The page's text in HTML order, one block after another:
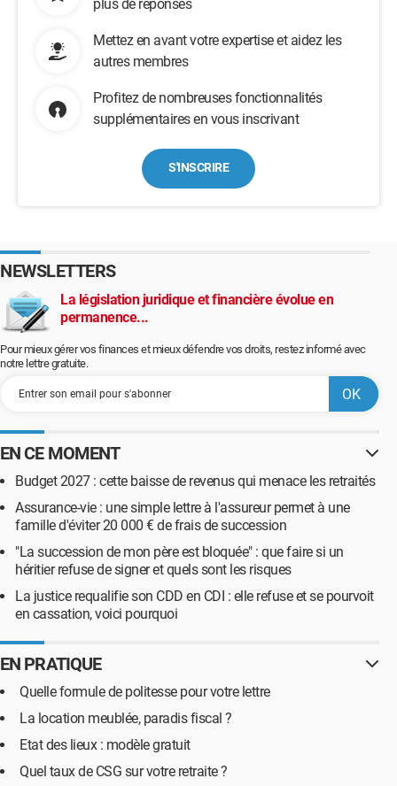
plus de réponses
Mettez en avant votre expertise et aidez les
autres membres
Profitez de nombreuses fonctionnalités
supplémentaires en vous inscrivant
S'INSCRIRE
NEWSLETTERS
La législation juridique et financière évolue en
permanence...
Pour mieux gérer vos finances et mieux défendre vos droits, restez informé avec
notre lettre gratuite.
EN CE MOMENT
Budget 2027 : cette baisse de revenus qui menace les retraités
Assurance-vie : une simple lettre à l'assureur permet à une
famille d'éviter 20 000 € de frais de succession
"La succession de mon père est bloquée" : que faire si un
héritier refuse de signer et quels sont les risques
La justice requalifie son CDD en CDI : elle refuse et se pourvoit
en cassation, voici pourquoi
EN PRATIQUE
Quelle formule de politesse pour votre lettre
La location meublée, paradis fiscal ?
Etat des lieux : modèle gratuit
Quel taux de CSG sur votre retraite ?